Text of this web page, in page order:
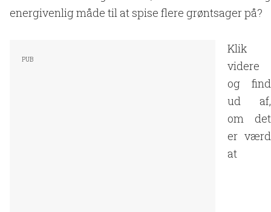
energivenlig måde til at spise flere grøntsager på?
Klik
videre
og find
ud af,
om det
er værd
at